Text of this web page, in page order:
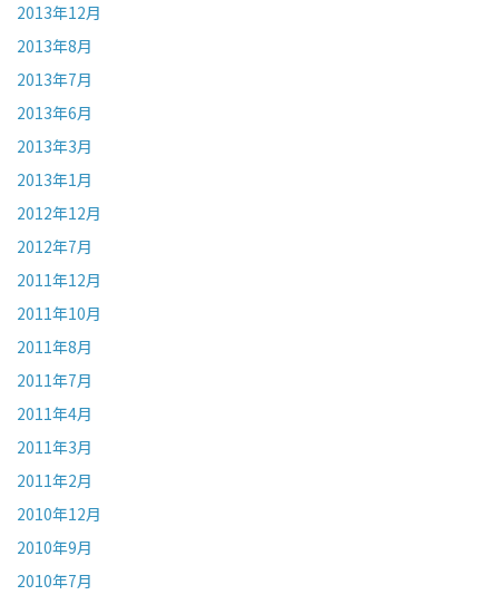
2013年12月
2013年8月
2013年7月
2013年6月
2013年3月
2013年1月
2012年12月
2012年7月
2011年12月
2011年10月
2011年8月
2011年7月
2011年4月
2011年3月
2011年2月
2010年12月
2010年9月
2010年7月